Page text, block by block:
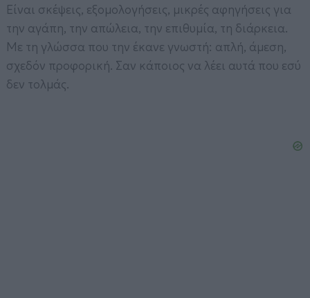
Είναι σκέψεις, εξομολογήσεις, μικρές αφηγήσεις για
την αγάπη, την απώλεια, την επιθυμία, τη διάρκεια.
Με τη γλώσσα που την έκανε γνωστή: απλή, άμεση,
σχεδόν προφορική. Σαν κάποιος να λέει αυτά που εσύ
δεν τολμάς.